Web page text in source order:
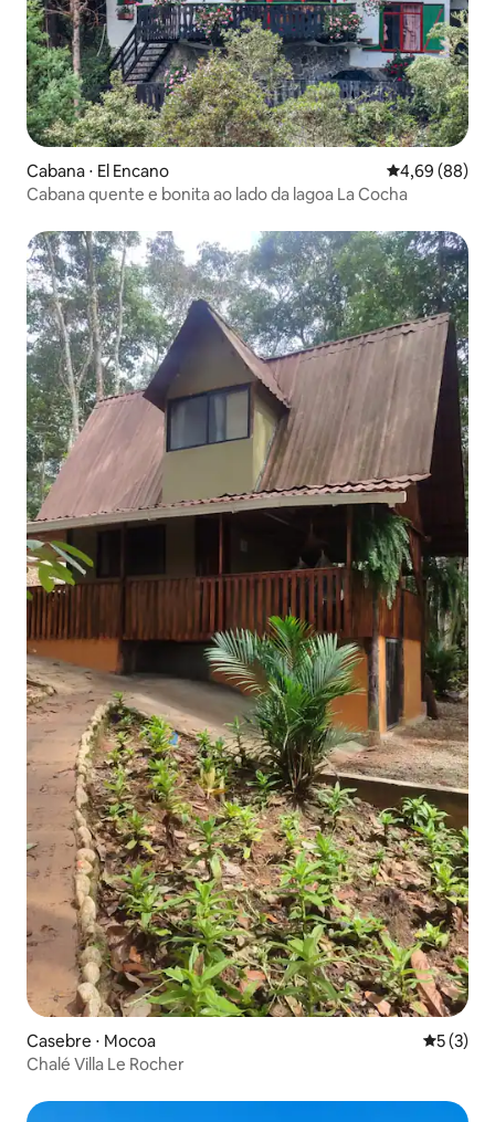
Cabana ⋅ El Encano 4,69 de uma
4,69 (88)
Cabana quente e bonita ao lado da lagoa La Cocha
Casebre ⋅ Mocoa 5 de
5 (3)
Chalé Villa Le Rocher